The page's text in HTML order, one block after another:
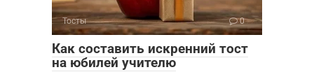
Тосты 0
Как составить искренний тост
на юбилей учителю